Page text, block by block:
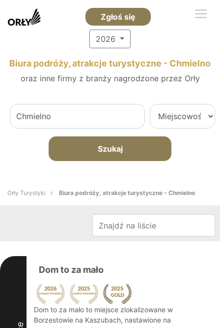
Zgłoś się
2026
Biura podróży, atrakcje turystyczne - Chmielno
oraz inne firmy z branży nagrodzone przez Orły
Szukaj
Orły Turystyki Biura podróży, atrakcje turystyczne - Chmielno
Dom to za mało
Dom to za mało to miejsce zlokalizowane w
Borzestowie na Kaszubach, nastawione na